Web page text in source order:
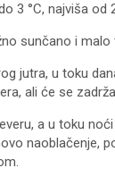
3 °C, najviša od
sunčano i malo
jutra, u toku
ali će se
a u toku
naoblačenje,